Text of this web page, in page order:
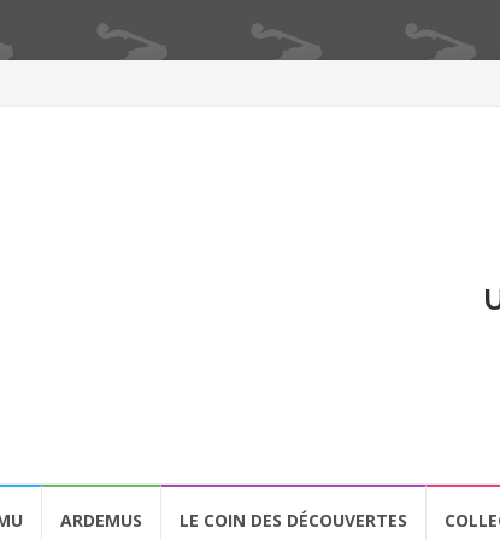
ARDEMUS LE COIN DES DÉCOUVERTES